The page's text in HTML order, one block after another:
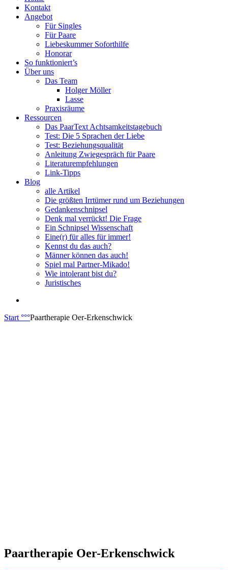
Inhalt
springen
PaarText
Coaching
Kontakt
Angebot
Für Singles
Für Paare
Liebeskummer Soforthilfe
Honorar
So funktioniert’s
Über uns
Das Team
Holger Möller
Lasse
Praxisräume
Ressourcen
Das PaarText Achtsamkeitstagebuch
Test: Die 5 Sprachen der Liebe
Test: Beziehungsqualität
Anleitung Zwiegespräch für Paare
Literaturempfehlungen
Link-Tipps
Blog
alle Artikel
Die größten Irrtümer rund um Beziehungen
Gedankenschnipsel
Denk mal verrückt! Die Frage
Ein Schnipsel Wissenschaft
Eine(r) für alles für immer!
Kennst du das auch?
Männer können das auch!
Spiel mal Partner-Mikado!
Wie intolerant bist du?
Juristisches
Start °°°Paartherapie Oer-Erkenschwick
Paartherapie Oer-Erkenschwick